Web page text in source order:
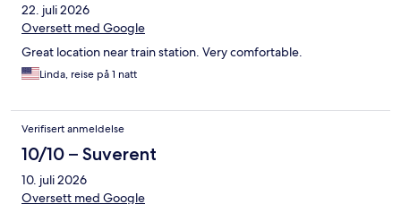
22. juli 2026
Oversett med Google
Great location near train station. Very comfortable.
Linda, reise på 1 natt
Verifisert anmeldelse
10/10 – Suverent
10. juli 2026
Oversett med Google